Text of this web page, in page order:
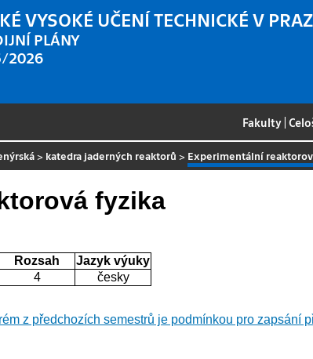
VYSOKÉ UČENÍ TECHNICKÉ V
PLÁNY
2026
Fakulty |
> katedra jaderných reaktorů > Experimentální
fyzika
Rozsah
Jazyk výuky
4 česky
z předchozích semestrů je podmínkou pro zapsání